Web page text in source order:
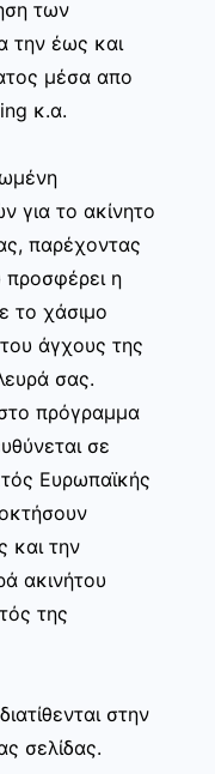
των
την έως και
μέσα απο
κ.α.
για το ακίνητο
παρέχοντας
προσφέρει η
το χάσιμο
άγχους της
σας.
πρόγραμμα
σε
Ευρωπαϊκής
και την
ακινήτου
της
στην
σελίδας.